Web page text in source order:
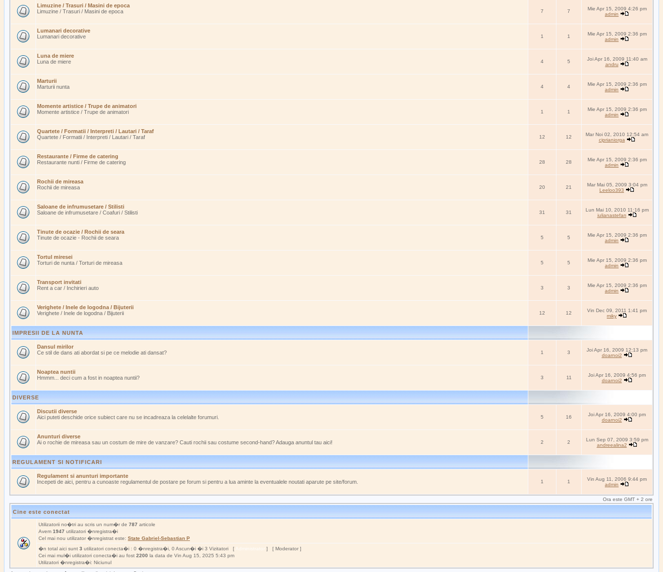
Limuzine / Trasuri / Masini de epoca
Limuzine / Trasuri / Masini de epoca
7 7
Mie Apr 15, 2009 4:26 pm
admin
Lumanari decorative
Lumanari decorative
1 1
Mie Apr 15, 2009 2:36 pm
admin
Luna de miere
Luna de miere
4 5
Joi Apr 16, 2009 11:40 am
andru
Marturii
Marturii nunta
4 4
Mie Apr 15, 2009 2:36 pm
admin
Momente artistice / Trupe de animatori
Momente artistice / Trupe de animatori
1 1
Mie Apr 15, 2009 2:36 pm
admin
Quartete / Formatii / Interpreti / Lautari / Taraf
Quartete / Formatii / Interpreti / Lautari / Taraf
12 12
Mar Noi 02, 2010 12:54 am
ciprianiorga
Restaurante / Firme de catering
Restaurante nunti / Firme de catering
28 28
Mie Apr 15, 2009 2:36 pm
admin
Rochii de mireasa
Rochii de mireasa
20 21
Mar Mai 05, 2009 3:04 pm
Leeloo393
Saloane de infrumusetare / Stilisti
Saloane de infrumusetare / Coafuri / Stilisti
31 31
Lun Mai 10, 2010 11:16 pm
iulianastefan
Tinute de ocazie / Rochii de seara
Tinute de ocazie - Rochii de seara
5 5
Mie Apr 15, 2009 2:36 pm
admin
Tortul miresei
Torturi de nunta / Torturi de mireasa
5 5
Mie Apr 15, 2009 2:36 pm
admin
Transport invitati
Rent a car / Inchirieri auto
3 3
Mie Apr 15, 2009 2:36 pm
admin
Verighete / Inele de logodna / Bijuterii
Verighete / Inele de logodna / Bijuterii
12 12
Vin Dec 09, 2011 1:41 pm
miky
IMPRESII DE LA NUNTA
Dansul mirilor
Ce stil de dans ati abordat si pe ce melodie ati dansat?
1 3
Joi Apr 16, 2009 12:13 pm
doarnoi2
Noaptea nuntii
Hmmm... deci cum a fost in noaptea nuntii?
3 11
Joi Apr 16, 2009 4:56 pm
doarnoi2
DIVERSE
Discutii diverse
Aici puteti deschide orice subiect care nu se incadreaza la celelalte forumuri.
5 16
Joi Apr 16, 2009 4:00 pm
doarnoi2
Anunturi diverse
Ai o rochie de mireasa sau un costum de mire de vanzare? Cauti rochii sau costume second-hand? Adauga anuntul tau aici!
2 2
Lun Sep 07, 2009 3:59 pm
andreealina2
REGULAMENT SI NOTIFICARI
Regulament si anunturi importante
Incepeti de aici, pentru a cunoaste regulamentul de postare pe forum si pentru a lua aminte la eventualele noutati aparute pe site/forum.
1 1
Vin Aug 11, 2006 9:44 pm
admin
Ora este GMT + 2 ore
Cine este conectat
Utilizatorii no�tri au scris un num�r de 787 articole
Avem 1947 utilizatori �nregistra�i
Cel mai nou utilizator �nregistrat este: State Gabriel-Sebastian P
�n total aici sunt 3 utilizatori conecta�i : 0 �nregistra�i, 0 Ascun�i �i 3 Vizitatori [ Administrator ] [ Moderator ]
Cei mai mul�i utilizatori conecta�i au fost 2200 la data de Vin Aug 15, 2025 5:43 pm
Utilizatori �nregistra�i: Niciunul